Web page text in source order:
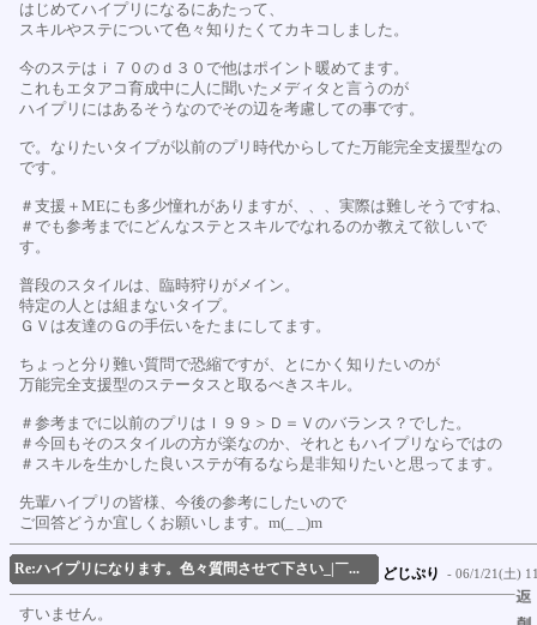
はじめてハイプリになるにあたって、
スキルやステについて色々知りたくてカキコしました。
今のステはｉ７０のｄ３０で他はポイント暖めてます。
これもエタアコ育成中に人に聞いたメディタと言うのが
ハイプリにはあるそうなのでその辺を考慮しての事です。
で。なりたいタイプが以前のプリ時代からしてた万能完全支援型なの
です。
＃支援＋MEにも多少憧れがありますが、、、実際は難しそうですね、
＃でも参考までにどんなステとスキルでなれるのか教えて欲しいで
す。
普段のスタイルは、臨時狩りがメイン。
特定の人とは組まないタイプ。
ＧＶは友達のＧの手伝いをたまにしてます。
ちょっと分り難い質問で恐縮ですが、とにかく知りたいのが
万能完全支援型のステータスと取るべきスキル。
＃参考までに以前のプリはＩ９９＞Ｄ＝Ｖのバランス？でした。
＃今回もそのスタイルの方が楽なのか、それともハイプリならではの
＃スキルを生かした良いステが有るなら是非知りたいと思ってます。
先輩ハイプリの皆様、今後の参考にしたいので
ご回答どうか宜しくお願いします。m(_ _)m
Re:ハイプリになります。色々質問させて下さい_|￣... どじぷり - 06/1/21(土)
すいません。